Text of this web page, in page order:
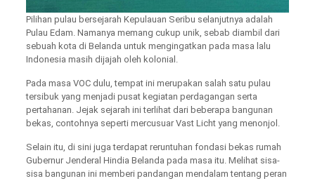
Pilihan pulau bersejarah Kepulauan Seribu selanjutnya adalah
Pulau Edam. Namanya memang cukup unik, sebab diambil dari
sebuah kota di Belanda untuk mengingatkan pada masa lalu
Indonesia masih dijajah oleh kolonial.
Pada masa VOC dulu, tempat ini merupakan salah satu pulau
tersibuk yang menjadi pusat kegiatan perdagangan serta
pertahanan. Jejak sejarah ini terlihat dari beberapa bangunan
bekas, contohnya seperti mercusuar Vast Licht yang menonjol.
Selain itu, di sini juga terdapat reruntuhan fondasi bekas rumah
Gubernur Jenderal Hindia Belanda pada masa itu. Melihat sisa-
sisa bangunan ini memberi pandangan mendalam tentang peran